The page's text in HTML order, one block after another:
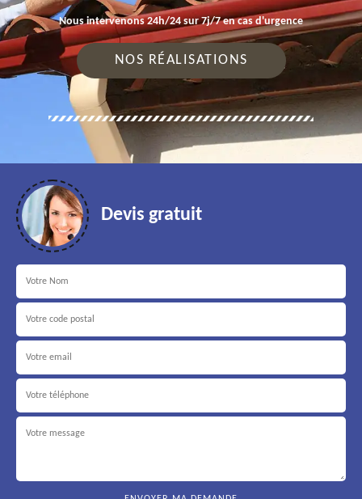
Nous intervenons 24h/24 sur 7j/7 en cas d'urgence
NOS RÉALISATIONS
Devis gratuit